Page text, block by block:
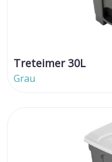
Treteimer 30L
Grau